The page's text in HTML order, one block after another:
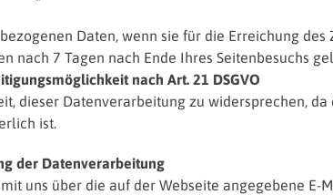
Daten, wenn sie für die Erreichung
nach 7 Tagen nach Ende Ihres Seitenbesuchs
nach Art. 21 DSGVO
dieser Datenverarbeitung zu widersprechen,
ist.
der Datenverarbeitung
uns über die auf der Webseite angegebene